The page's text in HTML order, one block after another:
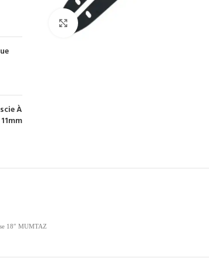
À
Click to enlarge
18″ MUMTAZ